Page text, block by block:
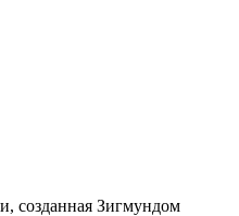
созданная Зигмундом